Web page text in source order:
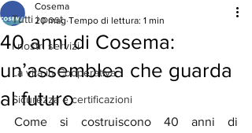
Tutti i post
I nostri servizi
La vita in Cooperativa
Sicurezza e certificazioni
40 anni di Cosema:
un’assemblea che guarda
al futuro
Cosema
20 mag Tempo di lettura: 1 min
Come si costruiscono 40 anni di